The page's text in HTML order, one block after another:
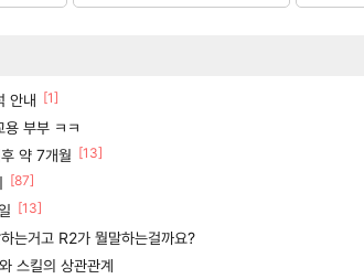
안내 [1]
부부 ㅋㅋ
약 7개월 [13]
[87]
[13]
는거고 R2가 뭘말하는걸까요?
스킬의 상관관계